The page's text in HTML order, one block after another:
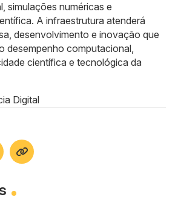
simulações numéricas e
A infraestrutura atenderá
desenvolvimento e inovação que
desempenho computacional,
científica e tecnológica da
Digital